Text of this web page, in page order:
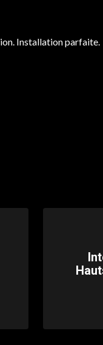
Installation parfaite.